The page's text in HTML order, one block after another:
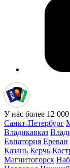
У нас более 12
Санкт-Петербург
Владикавказ
Евпатория Ереван
Казань Керчь
Магнитогорск